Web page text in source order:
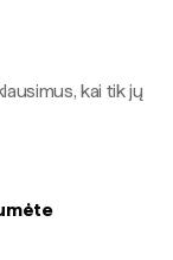
kai tik jų